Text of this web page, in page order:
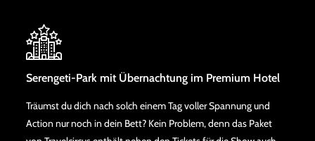
Serengeti-Park mit Übernachtung im Premium Hotel
Träumst du dich nach solch einem Tag voller Spannung und
Action nur noch in dein Bett? Kein Problem, denn das Paket